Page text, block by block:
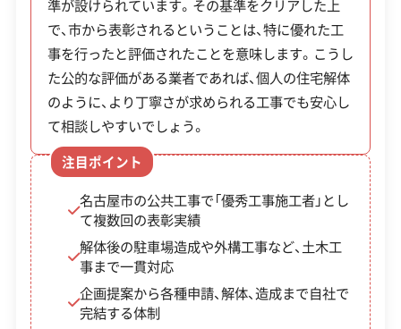
屋市や清須市などの中間処理施設へ運搬するのが
一般的です。小さな現場では、解体業者が自社のダ
ンプで直接持ち込み、運搬費を抑えることもありま
しかし規制は年々厳しくなっており、2021年以降の
法改正で、建物の規模を問わず全て解体工事でアス
ベスト（石綿）の事前調査と結果報告が義務になり
ました。特に古い木造住宅や町工場では、スレート
屋根などにアスベストを含む建材が使われている
可能性が高く、法律を守った適切な対応が重要で
岐阜県知事：第02100035940号
愛知県知事：第02300035940号
三重県知事：第02400035940号
全部見る
この解体業者の特徴
企業経
験・規模
創業30年以上
ブロック塀 土木工事
火災
樹木伐採
保有資格
建設業許可
産業廃棄物収集運搬業許可
るため、依頼の窓口を一つにまとめることができま
す。
準が設けられています。その基準をクリアした上
で、市から表彰されるということは、特に優れた工
事を行ったと評価されたことを意味します。こうし
た公的な評価がある業者であれば、個人の住宅解体
のように、より丁寧さが求められる工事でも安心し
て相談しやすいでしょう。
注目ポイント
名古屋市の公共工事で「優秀工事施工者」とし
て複数回の表彰実績
解体後の駐車場造成や外構工事など、土木工
事まで一貫対応
企画提案から各種申請、解体、造成まで自社で
完結する体制